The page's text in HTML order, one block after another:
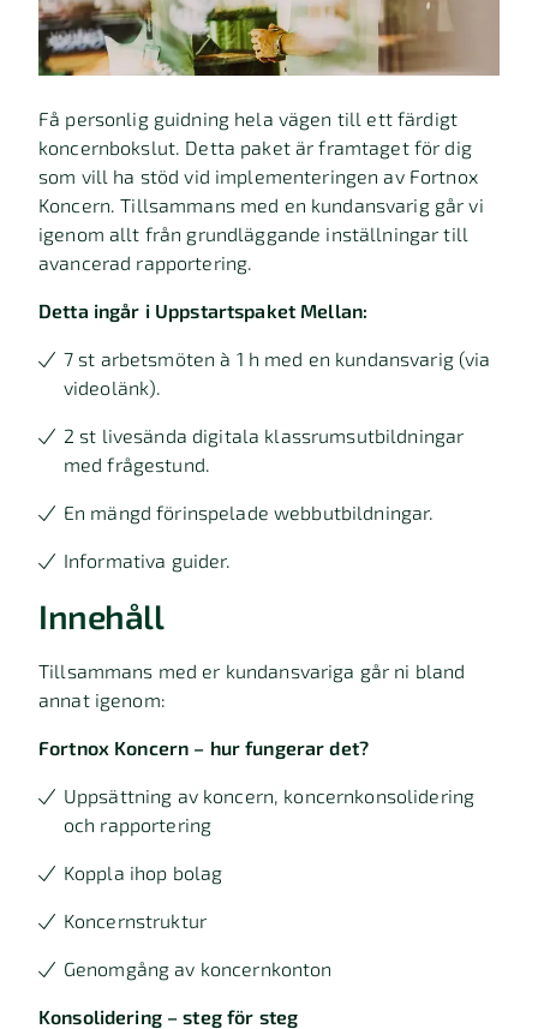
Få personlig guidning hela vägen till ett färdigt
koncernbokslut. Detta paket är framtaget för dig
som vill ha stöd vid implementeringen av Fortnox
Koncern. Tillsammans med en kundansvarig går vi
igenom allt från grundläggande inställningar till
avancerad rapportering.
Detta ingår i Uppstartspaket Mellan:
7 st arbetsmöten à 1 h med en kundansvarig (via
videolänk).
2 st livesända digitala klassrumsutbildningar
med frågestund.
En mängd förinspelade webbutbildningar.
Informativa guider.
Innehåll
Tillsammans med er kundansvariga går ni bland
annat igenom:
Fortnox Koncern – hur fungerar det?
Uppsättning av koncern, koncernkonsolidering
och rapportering
Koppla ihop bolag
Koncernstruktur
Genomgång av koncernkonton
Konsolidering – steg för steg